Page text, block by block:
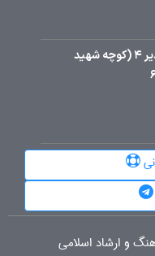
البرز، نظرآباد، الغدیر جنوبی، کوچه غدیر 4 (کوچه شهید
و ارشاد اسلامی